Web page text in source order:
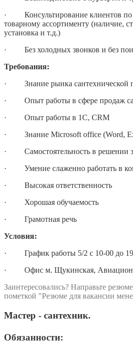
· Консультирование клиентов
товарному ассортименту (наличие,
установка и т.д.)
· Без холодных звонков и без
Требования:
· Знание рынка сантехнической
· Опыт работы в сфере продаж
· Опыт работы в 1С, CRM
· Знание Microsoft office (Word,
· Самостоятельность в решении
· Умение слаженно работать в
· Высокая ответственность
· Хорошая обучаемость
· Грамотная речь
Условия:
· График работы 5/2 с 10-00 до
· Офис м. Щукинская,
Заинтересовались? Направьте
пометкой "Резюме для вакансии
Мастер - сантехник.
Обязанности: